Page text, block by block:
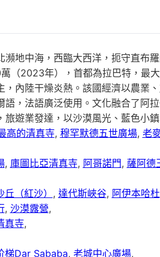
地中海，西臨大西洋，扼守直布
（2023年），首都為拉巴特，最
內陸干燥炎熱。該國經濟以農業
，法語廣泛使用。文化融合了阿
遊業發達，以沙漠風光、藍色小
高的清真寺, 穆罕默德五世廣場, 老
, 庫圖比亞清真寺, 阿哥諾門, 薩阿德
丘（紅沙） , 達代斯峽谷, 阿伊本哈杜
, 沙漠露營,
真寺,
梯Dar Sababa, 老城中心廣場,